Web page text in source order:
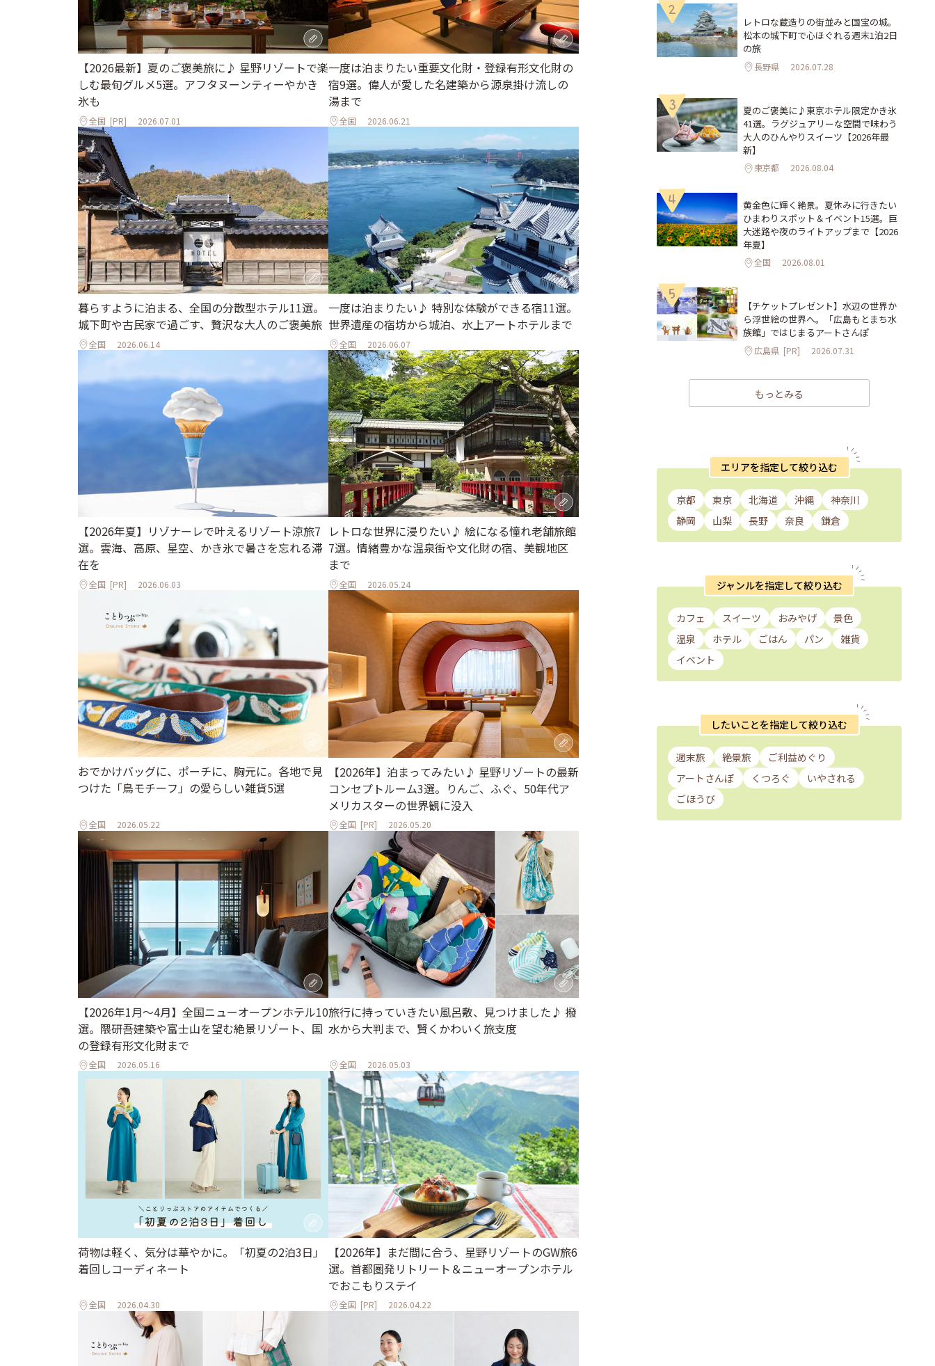
【2026最新】夏のご褒美旅に♪ 星野リゾートで楽
しむ最旬グルメ5選。アフタヌーンティーやかき
氷も
全国 [PR] 2026.07.01
一度は泊まりたい重要文化財・登録有形文化財の
宿9選。偉人が愛した名建築から源泉掛け流しの
湯まで
全国 2026.06.21
暮らすように泊まる、全国の分散型ホテル11選。
城下町や古民家で過ごす、贅沢な大人のご褒美旅
全国 2026.06.14
一度は泊まりたい♪ 特別な体験ができる宿11選。
世界遺産の宿坊から城泊、水上アートホテルまで
全国 2026.06.07
【2026年夏】リゾナーレで叶えるリゾート涼旅7
選。雲海、高原、星空、かき氷で暑さを忘れる滞
在を
全国 [PR] 2026.06.03
レトロな世界に浸りたい♪ 絵になる憧れ老舗旅館
7選。情緒豊かな温泉街や文化財の宿、美観地区
まで
全国 2026.05.24
おでかけバッグに、ポーチに、胸元に。各地で見
つけた「鳥モチーフ」の愛らしい雑貨5選
全国 2026.05.22
【2026年】泊まってみたい♪ 星野リゾートの最新
コンセプトルーム3選。りんご、ふぐ、50年代ア
メリカスターの世界観に没入
全国 [PR] 2026.05.20
【2026年1月～4月】全国ニューオープンホテル10
選。隈研吾建築や富士山を望む絶景リゾート、国
の登録有形文化財まで
全国 2026.05.16
旅行に持っていきたい風呂敷、見つけました♪ 撥
水から大判まで、賢くかわいく旅支度
全国 2026.05.03
荷物は軽く、気分は華やかに。「初夏の2泊3日」
着回しコーディネート
全国 2026.04.30
【2026年】まだ間に合う、星野リゾートのGW旅6
選。首都圏発リトリート＆ニューオープンホテル
でおこもりステイ
全国 [PR] 2026.04.22
2
レトロな蔵造りの街並みと国宝の城。
松本の城下町で心ほぐれる週末1泊2日
の旅
長野県 2026.07.28
3
夏のご褒美に♪東京ホテル限定かき氷
41選。ラグジュアリーな空間で味わう
大人のひんやりスイーツ【2026年最
新】
東京都 2026.08.04
4
黄金色に輝く絶景。夏休みに行きたい
ひまわりスポット＆イベント15選。巨
大迷路や夜のライトアップまで【2026
年夏】
全国 2026.08.01
5
【チケットプレゼント】水辺の世界か
ら浮世絵の世界へ。「広島もとまち水
族館」ではじまるアートさんぽ
広島県 [PR] 2026.07.31
もっとみる
エリアを指定して絞り込む
京都 東京 北海道 沖縄
神奈川
静岡
山梨 長野 奈良 鎌倉
ジャンルを指定して絞り込む
カフェ スイーツ おみやげ
景色
温泉
ホテル ごはん パン
雑貨
イベント
したいことを指定して絞り込む
週末旅 絶景旅
ご利益めぐり
アートさんぽ
くつろぐ
いやされる
ごほうび